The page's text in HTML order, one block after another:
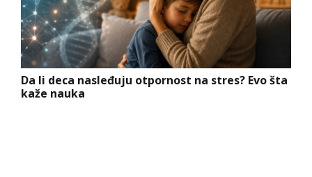
Da li deca nasleđuju otpornost na stres? Evo šta
kaže nauka